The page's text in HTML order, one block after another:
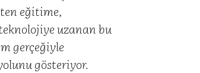
eğitime,
uzanan bu
gerçeğiyle
gösteriyor.